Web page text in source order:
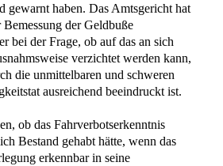
gewarnt haben. Das Amtsgericht hat
der Geldbuße
bei der Frage, ob auf das an sich
verzichtet werden kann,
die unmittelbaren und schweren
ausreichend beeindruckt ist.
ob das Fahrverbotserkenntnis
Bestand gehabt hätte, wenn das
erkennbar in seine